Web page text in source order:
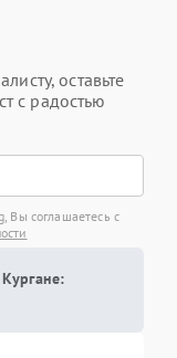
оставьте
с радостью
Вы соглашаетесь с